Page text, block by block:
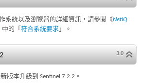
系統以及瀏覽器的詳細資訊，請參閱《NetIQ
中的「符合系統要求 」。
3.0
版本升級到 Sentinel 7.2.2。